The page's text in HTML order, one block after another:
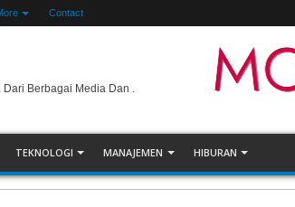
Contact
Berbagai Media Dan .
TEKNOLOGI MANAJEMEN HIBURAN